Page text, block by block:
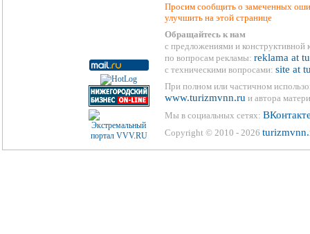
Просим сообщить о замеченных
улучшить на этой странице
Обращайтесь к нам
с предложениями и конструктивной
по вопросам рекламы: reklama at
с техническими вопросами: site at
При полном или частичном
www.turizmvnn.ru и автора
Мы в социальных сетях:
Copyright © 2010 - 2026